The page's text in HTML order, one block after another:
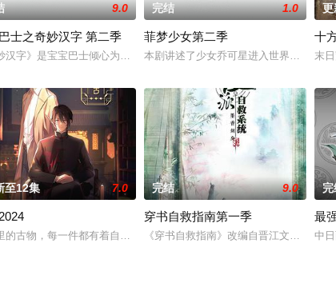
9.0
士之奇妙汉字 第二季
汉字》是宝宝巴士倾心为学龄前儿童打造的一款3D教育动画产品，讲
完结 1.0
菲梦少女第二季
本剧讲述了少女乔可星进入世界一流的
更
十
末
氪金人重生游戏异界，拿玩家当走狗，收世界主角做小弟，看我怎么
至12集 7.0
的古物，每一件都有着自己的故事，承载了许多年，无人倾听。因为
完结 9.0
穿书自救指南第一季
《穿书自救指南》改编自晋江文学城作
完
最
中